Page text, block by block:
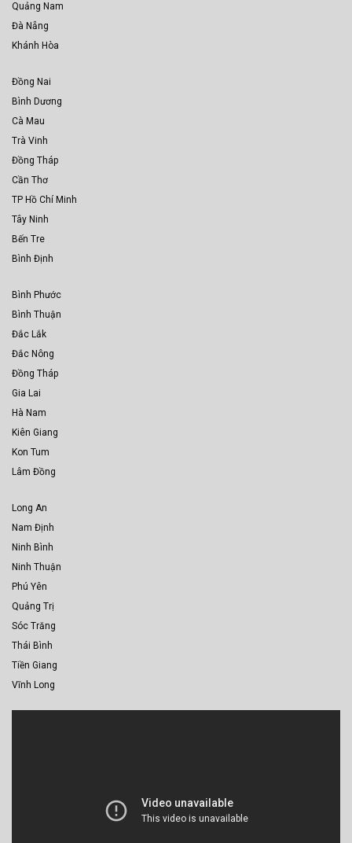
Quảng Nam
Đà Nẵng
Khánh Hòa
Đồng Nai
Bình Dương
Cà Mau
Trà Vinh
Đồng Tháp
Cần Thơ
TP Hồ Chí Minh
Tây Ninh
Bến Tre
Bình Định
Bình Phước
Bình Thuận
Đắc Lắk
Đắc Nông
Đồng Tháp
Gia Lai
Hà Nam
Kiên Giang
Kon Tum
Lâm Đồng
Long An
Nam Định
Ninh Bình
Ninh Thuận
Phú Yên
Quảng Trị
Sóc Trăng
Thái Bình
Tiền Giang
Vĩnh Long